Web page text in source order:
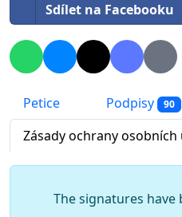
Sdílet na Facebooku
Petice Podpisy 90
Zásady ochrany osobních
The signatures have